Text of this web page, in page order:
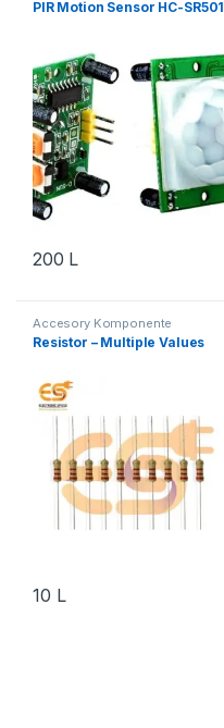
Robotika
PIR Motion Sensor HC-SR501
200 L
Accesory Komponente
Elektronik Aksesorë Robotika
Do It Yourself,Komponente
Resistor – Multiple Values
10 L